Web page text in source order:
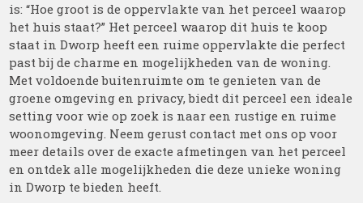
is: “Hoe groot is de oppervlakte van het perceel waarop
het huis staat?” Het perceel waarop dit huis te koop
staat in Dworp heeft een ruime oppervlakte die perfect
past bij de charme en mogelijkheden van de woning.
Met voldoende buitenruimte om te genieten van de
groene omgeving en privacy, biedt dit perceel een ideale
setting voor wie op zoek is naar een rustige en ruime
woonomgeving. Neem gerust contact met ons op voor
meer details over de exacte afmetingen van het perceel
en ontdek alle mogelijkheden die deze unieke woning
in Dworp te bieden heeft.